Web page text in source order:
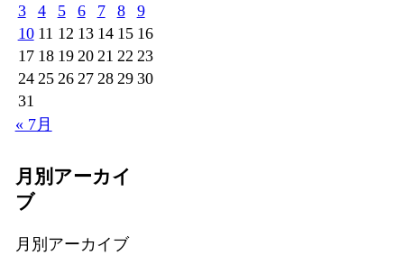
3
4 5 6 7 8
9
10 11 12 13 14 15 16
17 18 19 20 21 22 23
24 25 26 27 28 29 30
31
« 7月
月別アーカイ
ブ
月別アーカイブ